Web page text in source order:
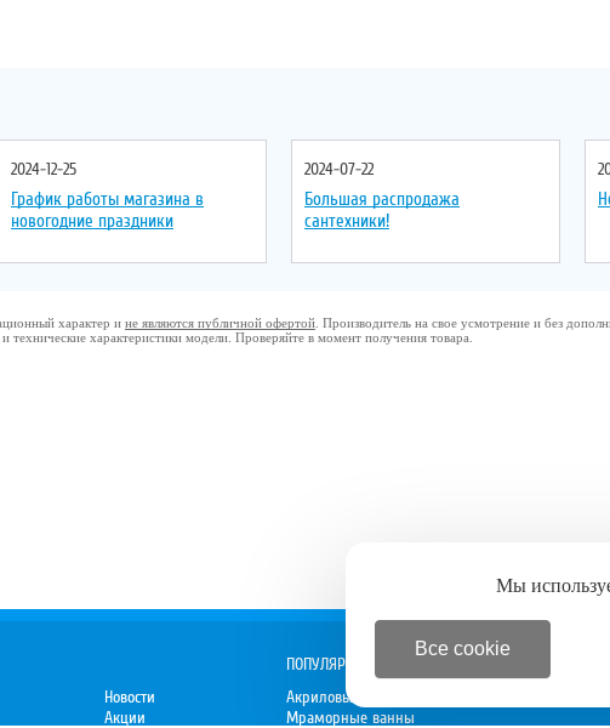
2024-12-25
График работы магазина в
новогодние праздники
2024-07-22
Большая распродажа
сантехники!
характер и не являются публичной офертой . Производитель на свое усмотрение и без
технические характеристики модели. Проверяйте в момент получения товара.
Новости
Акции
ПОПУЛЯРНОЕ
Акриловые ванны
Мраморные ванны
Мы
Все cookie